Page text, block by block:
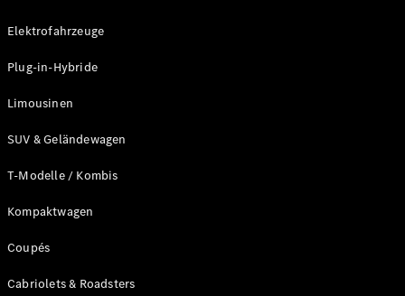
Benz
Elektrofahrzeuge
Plug-in-Hybride
Limousinen
SUV & Geländewagen
T-Modelle / Kombis
Kompaktwagen
Coupés
Cabriolets & Roadsters